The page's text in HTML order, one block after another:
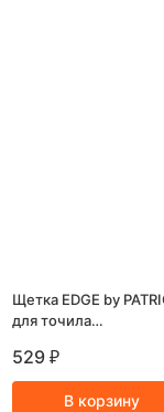
Щетка EDGE by
для точила
529 ₽
В корзину